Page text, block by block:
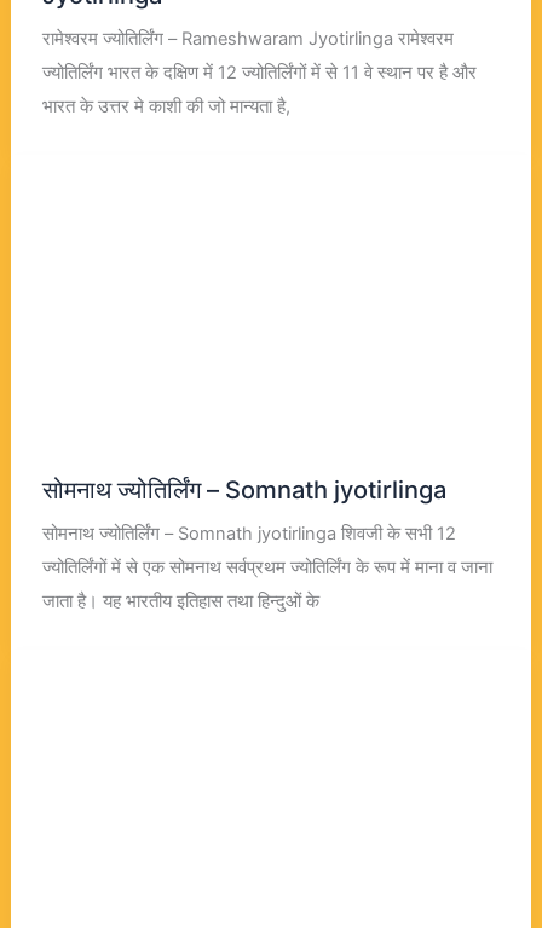
रामेश्वरम ज्योतिर्लिंग – Rameshwaram Jyotirlinga रामेश्वरम
ज्योतिर्लिंग भारत के दक्षिण में 12 ज्योतिर्लिंगों में से 11 वे स्थान पर है और
भारत के उत्तर मे काशी की जो मान्यता है,
सोमनाथ ज्योतिर्लिंग – Somnath jyotirlinga
सोमनाथ ज्योतिर्लिंग – Somnath jyotirlinga शिवजी के सभी 12
ज्योतिर्लिंगों में से एक सोमनाथ सर्वप्रथम ज्योतिर्लिंग के रूप में माना व जाना
जाता है। यह भारतीय इतिहास तथा हिन्दुओं के